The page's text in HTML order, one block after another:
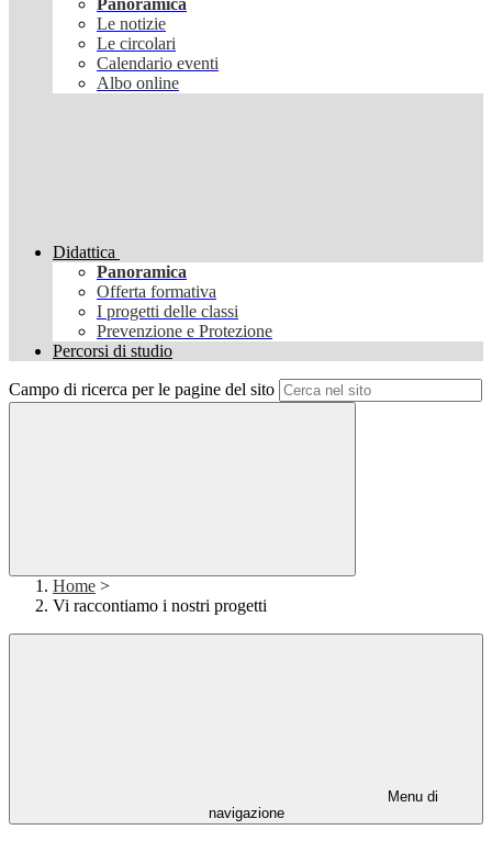
Panoramica
Le notizie
Le circolari
Calendario eventi
Albo online
Didattica
Panoramica
Offerta formativa
I progetti delle classi
Prevenzione e Protezione
Percorsi di studio
Campo di ricerca per le pagine del sito
Home >
Vi raccontiamo i nostri progetti
Menu di
navigazione